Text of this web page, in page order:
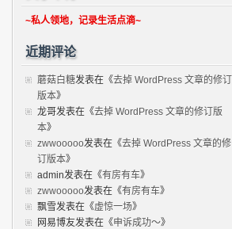
~私人领地，记录生活点滴~
近期评论
蘑菇白糖发表在《去掉 WordPress 文章的修订
版本》
龙哥发表在《去掉 WordPress 文章的修订版
本》
zwwooooo发表在《去掉 WordPress 文章的修
订版本》
admin发表在《有房有车》
zwwooooo发表在《有房有车》
飘雪发表在《虚惊一场》
网易博友发表在《申诉成功～》